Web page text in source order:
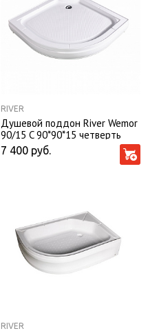
RIVER
Душевой поддон River Wemor
90/15 C 90*90*15 четверть
круга Light
7 400 руб.
RIVER